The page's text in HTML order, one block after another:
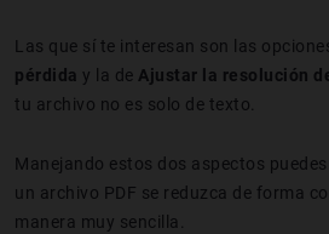
Las que sí te interesan son las
pérdida y la de Ajustar la resolución
tu archivo no es solo de texto.
Manejando estos dos aspectos
un archivo PDF se reduzca de forma
manera muy sencilla.